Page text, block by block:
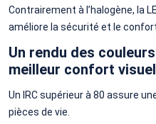
Contrairement à l’halogène, la
améliore la sécurité et le
Un rendu des
meilleur confort visuel
Un IRC supérieur à 80 assure
pièces de vie.